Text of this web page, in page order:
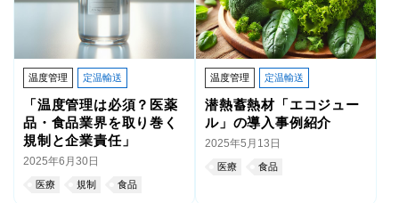
温度管理 定温輸送
「温度管理は必須？医薬
品・食品業界を取り巻く
規制と企業責任」
2025年6月30日
医療 規制 食品
温度管理 定温輸送
潜熱蓄熱材「エコジュー
ル」の導入事例紹介
2025年5月13日
医療 食品